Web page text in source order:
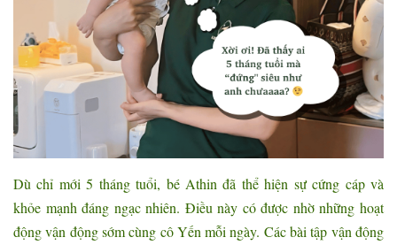
Dù chỉ mới 5 tháng tuổi, bé Athin đã thể hiện sự cứng cáp và
khỏe mạnh đáng ngạc nhiên. Điều này có được nhờ những hoạt
động vận động sớm cùng cô Yến mỗi ngày. Các bài tập vận động